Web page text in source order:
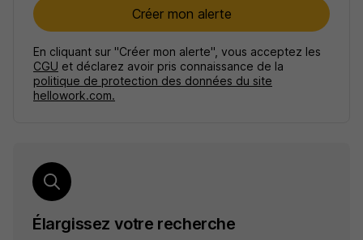
Créer mon alerte
En cliquant sur "Créer mon alerte", vous acceptez les
CGU et déclarez avoir pris connaissance de la
politique de protection des données du site
hellowork.com.
Élargissez votre recherche